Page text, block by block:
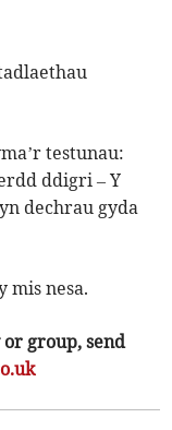
testunau:
ddigri – Y
dechrau gyda
mis nesa.
group, send